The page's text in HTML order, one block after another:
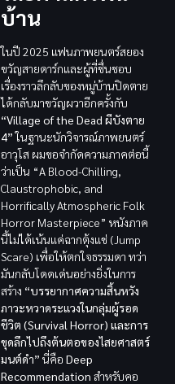
บ้าน
ในปี 2025 แฟนภาพยนตร์สยอง
ขวัญสายดาร์กและผู้ที่ชื่นชอบ
เรื่องราวลึกลับของหมู่บ้านปิดตาย
ได้กลับมาขวัญผวาอีกครั้งกับ
“Village of the Dead ผีบังตาย
4”ในฐานะนักวิจารณ์ภาพยนตร์
อาวุโส ผมขอจำกัดความภาคต่อนี้
ว่าเป็น “A Blood-Chilling,
Claustrophobic, and
Horrifically Atmospheric Folk
Horror Masterpiece” หนังภาค
นี้ไม่ได้เน้นแค่ฉากตุ้งแช่ (Jump
Scare) เพื่อให้ตกใจธรรมดา ทว่า
มันกลับโดดเด่นอย่างยิ่งในการ
สร้าง “บรรยากาศความสิ้นหวัง
ภาวะหวาดระแวงในกลุ่มผู้รอด
ชีวิต (Survival Horror) และการ
ขุดลึกไปถึงต้นตอของไสยศาสตร์
มนต์ดำ” นี่คือ Deep
Recommendation สำหรับคอ